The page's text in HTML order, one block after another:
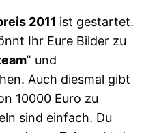
2011 ist gestartet.
Ihr Eure Bilder zu
und
Auch diesmal gibt
10000 Euro zu
sind einfach. Du